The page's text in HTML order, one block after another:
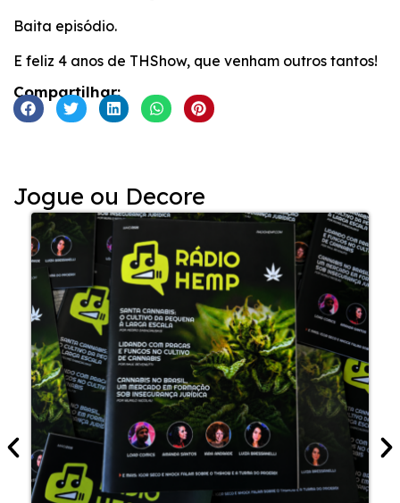
Baita episódio.
E feliz 4 anos de THShow, que venham outros tantos!
Compartilhar:
Jogue ou Decore